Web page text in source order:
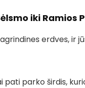
iki Ramios
erdves, ir
pati parko širdis,